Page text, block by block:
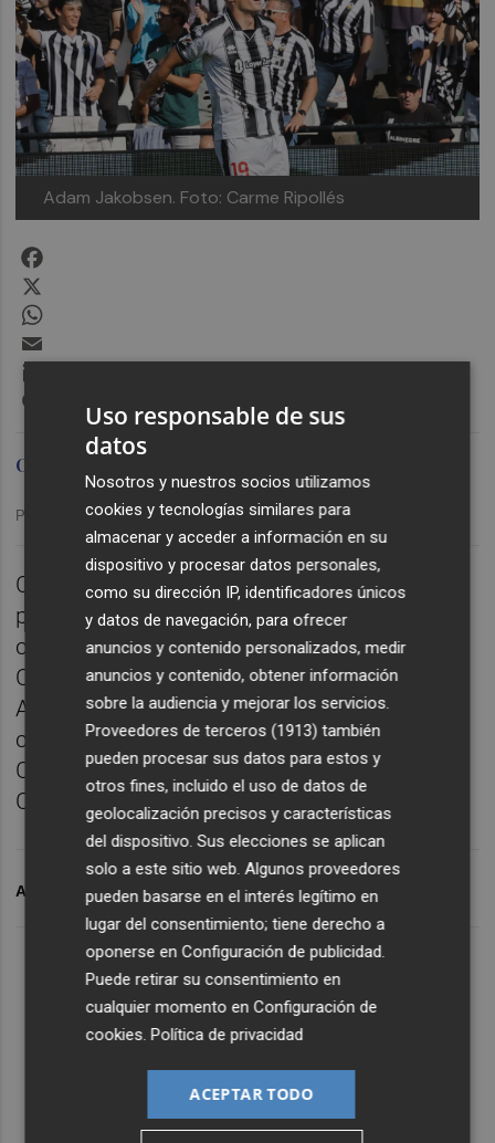
Adam Jakobsen. Foto: Carme Ripollés
Lo Más Escuchado
Suscríbete al canal de
Whatsapp
Siempre al día de las últimas noticias
LinkedIn
Omid Sokout
Publicado: 26/02/2026 ·19:10
CASTELLÓ. Hablamos de las opciones que
puede barajar Pablo Hernández para
contrarrestar la ausencia por sanción de
Camara frente al Racing.
Además, analizamos el momento del
conjunto cántabro antes de su llegada a
Castalia y hablamos del empate del
Castellón B frente al filial del Barcelona.
ARCHIVADO EN CD CASTELLÓN FÚTBOL
Uso responsable de sus
datos
Nosotros y nuestros socios utilizamos
cookies y tecnologías similares para
almacenar y acceder a información en su
dispositivo y procesar datos personales,
como su dirección IP, identificadores únicos
y datos de navegación, para ofrecer
anuncios y contenido personalizados, medir
anuncios y contenido, obtener información
sobre la audiencia y mejorar los servicios.
Proveedores de terceros (1913) también
pueden procesar sus datos para estos y
otros fines, incluido el uso de datos de
geolocalización precisos y características
del dispositivo. Sus elecciones se aplican
solo a este sitio web. Algunos proveedores
pueden basarse en el interés legítimo en
lugar del consentimiento; tiene derecho a
oponerse enConfiguración de publicidad
Puede retirar su consentimiento en
cualquier momento enConfiguración de
cookies .Política de privacidad
ACEPTAR TODO